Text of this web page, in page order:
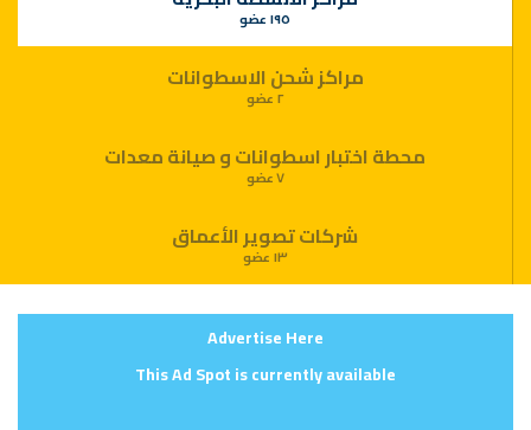
١٩٥ عضو
مراكز شحن الاسطوانات
٢ عضو
محطة اختبار اسطوانات و صيانة معدات
٧ عضو
شركات تصوير الأعماق
١٣ عضو
Advertise Here
This Ad Spot is currently available